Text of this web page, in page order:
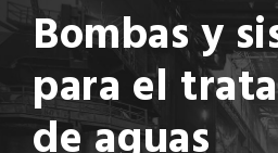
Bombas y
para el